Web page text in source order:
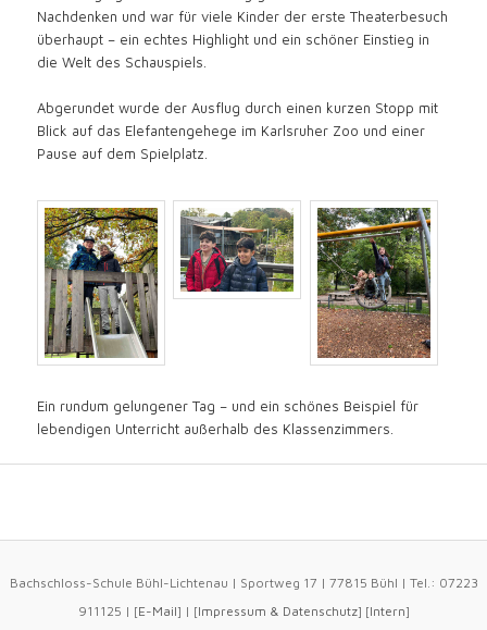
Nachdenken und war für viele Kinder der erste Theaterbesuch
überhaupt – ein echtes Highlight und ein schöner Einstieg in
die Welt des Schauspiels.
Abgerundet wurde der Ausflug durch einen kurzen Stopp mit
Blick auf das Elefantengehege im Karlsruher Zoo und einer
Pause auf dem Spielplatz.
Ein rundum gelungener Tag – und ein schönes Beispiel für
lebendigen Unterricht außerhalb des Klassenzimmers.
Bachschloss-Schule Bühl-Lichtenau | Sportweg 17 | 77815 Bühl | Tel.: 07223
911125 | [E-Mail] | [Impressum & Datenschutz] [Intern]